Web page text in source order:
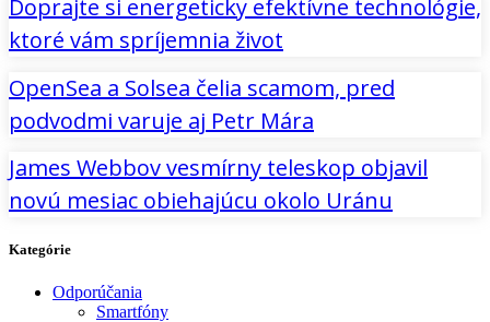
Doprajte si energeticky efektívne technológie,
ktoré vám spríjemnia život
OpenSea a Solsea čelia scamom, pred
podvodmi varuje aj Petr Mára
James Webbov vesmírny teleskop objavil
novú mesiac obiehajúcu okolo Uránu
Kategórie
Odporúčania
Smartfóny